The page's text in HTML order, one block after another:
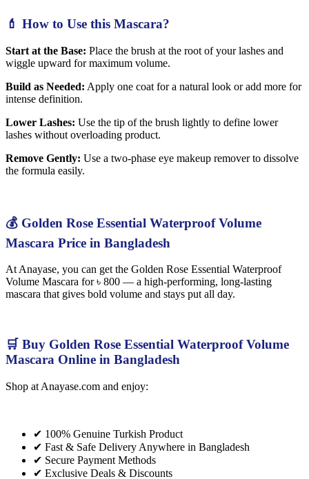
💄 How to Use this Mascara?
Start at the Base: Place the brush at the root of your lashes and
wiggle upward for maximum volume.
Build as Needed: Apply one coat for a natural look or add more for
intense definition.
Lower Lashes: Use the tip of the brush lightly to define lower
lashes without overloading product.
Remove Gently: Use a two-phase eye makeup remover to dissolve
the formula easily.
💰 Golden Rose Essential Waterproof Volume
Mascara Price in Bangladesh
At Anayase, you can get the Golden Rose Essential Waterproof
Volume Mascara for ৳ 800 — a high-performing, long-lasting
mascara that gives bold volume and stays put all day.
🛒 Buy Golden Rose Essential Waterproof Volume
Mascara Online in Bangladesh
Shop at Anayase.com and enjoy:
✔ 100% Genuine Turkish Product
✔ Fast & Safe Delivery Anywhere in Bangladesh
✔ Secure Payment Methods
✔ Exclusive Deals & Discounts